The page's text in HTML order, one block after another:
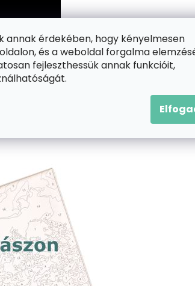
annak érdekében, hogy kényelmesen
és a weboldal forgalma
fejleszthessük annak funkcióit,